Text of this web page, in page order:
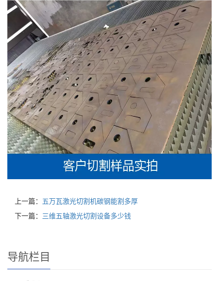
上一篇： 五万瓦激光切割机碳钢能割多厚
下一篇： 三维五轴激光切割设备多少钱
导航栏目